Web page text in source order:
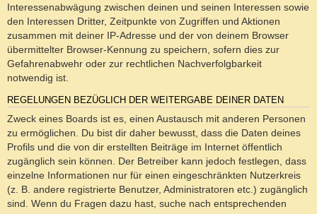
Interessenabwägung zwischen deinen und seinen Interessen sowie
den Interessen Dritter, Zeitpunkte von Zugriffen und Aktionen
zusammen mit deiner IP-Adresse und der von deinem Browser
übermittelter Browser-Kennung zu speichern, sofern dies zur
Gefahrenabwehr oder zur rechtlichen Nachverfolgbarkeit
notwendig ist.
REGELUNGEN BEZÜGLICH DER WEITERGABE DEINER DATEN
Zweck eines Boards ist es, einen Austausch mit anderen Personen
zu ermöglichen. Du bist dir daher bewusst, dass die Daten deines
Profils und die von dir erstellten Beiträge im Internet öffentlich
zugänglich sein können. Der Betreiber kann jedoch festlegen, dass
einzelne Informationen nur für einen eingeschränkten Nutzerkreis
(z. B. andere registrierte Benutzer, Administratoren etc.) zugänglich
sind. Wenn du Fragen dazu hast, suche nach entsprechenden